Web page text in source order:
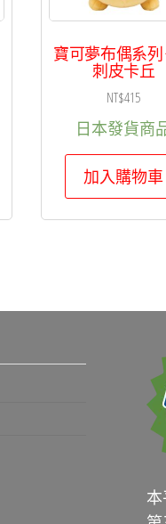
寶可夢布偶系
刺皮卡丘
NT$415
日本發貨商
加入購物車